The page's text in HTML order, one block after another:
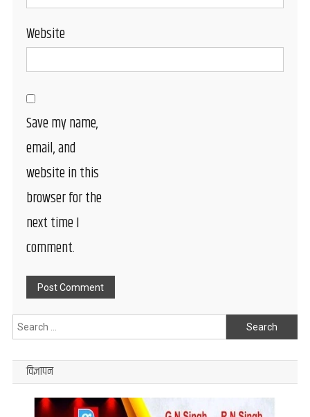
Website
Save my name,
email, and
website in this
browser for the
next time I
comment.
Search
for:
विज्ञापन